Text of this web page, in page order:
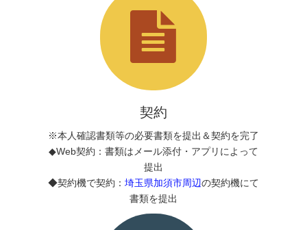
契約
※本人確認書類等の必要書類を提出＆契約を完了
◆Web契約：書類はメール添付・アプリによって
提出
◆契約機で契約： 埼玉県加須市周辺の契約機にて
書類を提出